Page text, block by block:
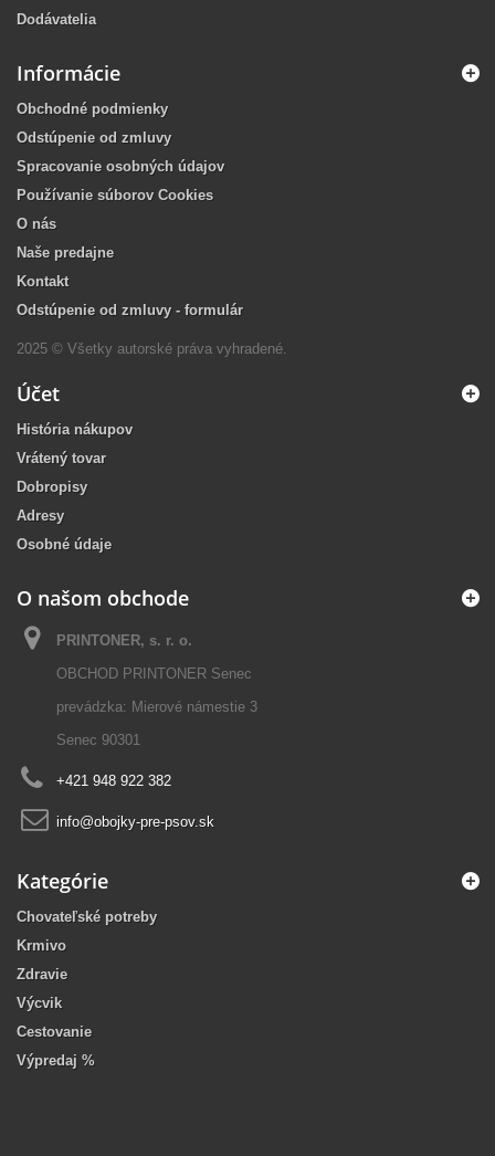
Dodávatelia
Informácie
Obchodné podmienky
Odstúpenie od zmluvy
Spracovanie osobných údajov
Používanie súborov Cookies
O nás
Naše predajne
Kontakt
Odstúpenie od zmluvy - formulár
2025 © Všetky autorské práva vyhradené.
Účet
História nákupov
Vrátený tovar
Dobropisy
Adresy
Osobné údaje
O našom obchode
PRINTONER, s. r. o.
OBCHOD PRINTONER Senec
prevádzka: Mierové námestie 3
Senec 90301
+421 948 922 382
info@obojky-pre-psov.sk
Kategórie
Chovateľské potreby
Krmivo
Zdravie
Výcvik
Cestovanie
Výpredaj %